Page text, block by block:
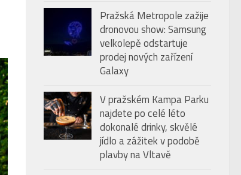
Pražská Metropole zažije
dronovou show: Samsung
velkolepě odstartuje
prodej nových zařízení
Galaxy
V pražském Kampa Parku
najdete po celé léto
dokonalé drinky, skvělé
jídlo a zážitek v podobě
plavby na Vltavě